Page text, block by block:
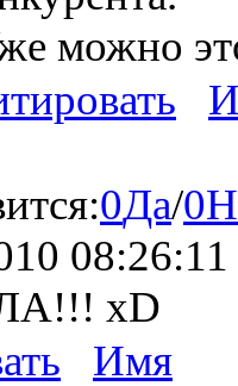
можно
0Да/0
08:26:11
xD
Имя